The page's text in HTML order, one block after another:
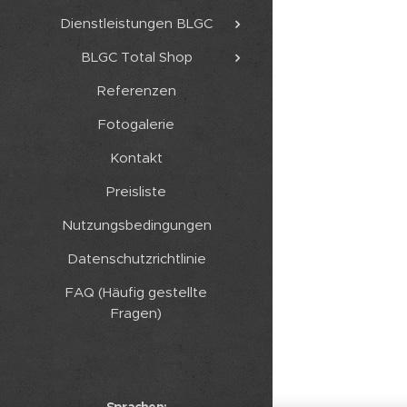
Dienstleistungen BLGC
BLGC Total Shop
Referenzen
Fotogalerie
Kontakt
Preisliste
Nutzungsbedingungen
Datenschutzrichtlinie
FAQ (Häufig gestellte
Fragen)